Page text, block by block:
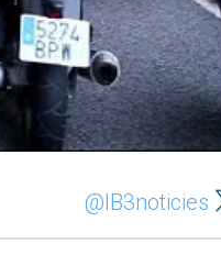
@IB3noticies